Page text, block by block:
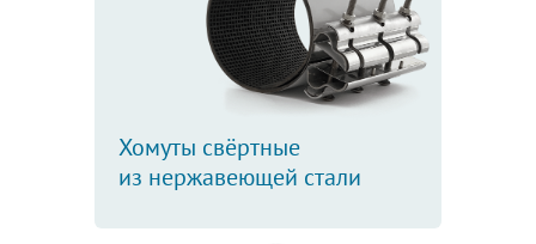
Хомуты свёртные
из нержавеющей стали